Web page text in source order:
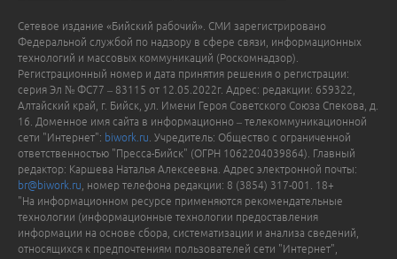
Сетевое издание «Бийский рабочий». СМИ зарегистрировано
Федеральной службой по надзору в сфере связи, информационных
технологий и массовых коммуникаций (Роскомнадзор).
Регистрационный номер и дата принятия решения о регистрации:
серия Эл № ФС77 – 83115 от 12.05.2022г. Адрес: редакции: 659322,
Алтайский край, г. Бийск, ул. Имени Героя Советского Союза Спекова, д.
16. Доменное имя сайта в информационно – телекоммуникационной
сети "Интернет": biwork.ru . Учредитель: Общество с ограниченной
ответственностью "Пресса-Бийск" (ОГРН 1062204039864). Главный
редактор: Каршева Наталья Алексеевна. Адрес электронной почты:
br@biwork.ru , номер телефона редакции: 8 (3854) 317-001. 18+
"На информационном ресурсе применяются рекомендательные
технологии (информационные технологии предоставления
информации на основе сбора, систематизации и анализа сведений,
относящихся к предпочтениям пользователей сети "Интернет",